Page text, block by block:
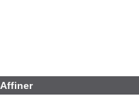
Affiner